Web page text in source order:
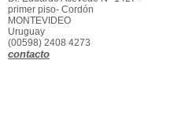
primer piso- Cordón
MONTEVIDEO
Uruguay
(00598) 2408 4273
contacto